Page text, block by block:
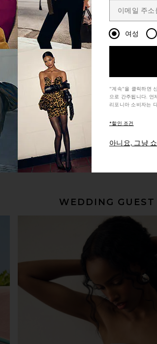
WEDDING GUEST
여성
"계속"을 클릭하면
으로 간주됩니다.
리포니아 소비자는
*할인 조건
아니요, 그냥